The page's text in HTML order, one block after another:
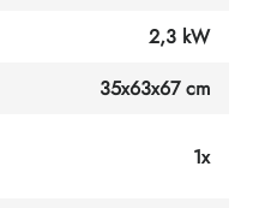
2,3 kW
35x63x67 cm
1x